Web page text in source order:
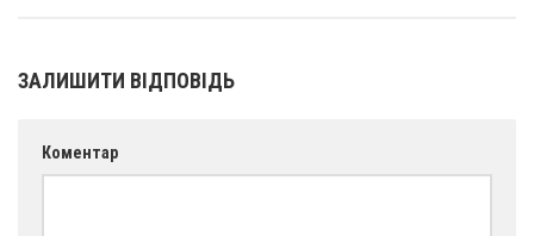
Святого Василія Великого
Катехитична комісія
ЗАЛИШИТИ ВІДПОВІДЬ
Коментар